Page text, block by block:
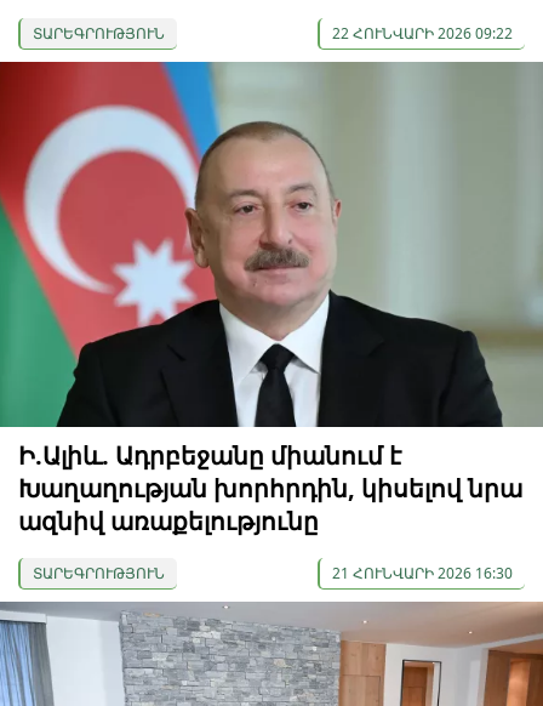
ՏԱՐԵԳՐՈՒԹՅՈՒՆ 22 ՀՈՒՆՎԱՐԻ 2026 09:22
Ի.Ալիև. Ադրբեջանը միանում է
Խաղաղության խորհրդին, կիսելով նրա
ազնիվ առաքելությունը
ՏԱՐԵԳՐՈՒԹՅՈՒՆ 21 ՀՈՒՆՎԱՐԻ 2026 16:30